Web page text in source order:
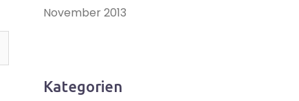
November 2013
Kategorien